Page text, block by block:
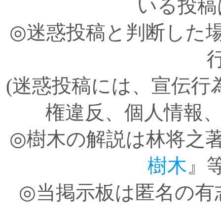
いる投
◎迷惑投稿と判断した
(迷惑投稿には、宣伝行
権違反、個人情報
◎樹木の解説は林将之
樹木』
◎当掲示板は匿名の